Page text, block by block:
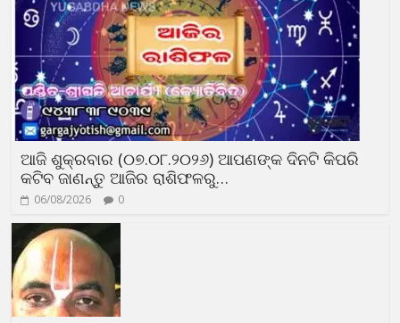
ଆଜି ଶୁକ୍ରବାର (୦୭.୦୮.୨୦୨୬) ଆପଣଙ୍କ ଦିନଟି କିପରି
କଟିବ ଜାଣନ୍ତୁ ଆଜିର ରାଶିଫଳରୁ…
06/08/2026 0